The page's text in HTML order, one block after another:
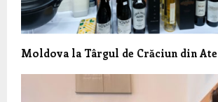
Moldova la Târgul de Crăciun din